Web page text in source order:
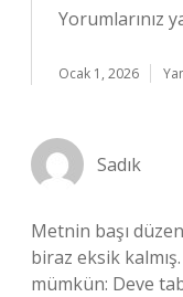
Yorumlarınız
Ocak 1, 2026
Sadık
Metnin başı
biraz eksik
mümkün: Deve